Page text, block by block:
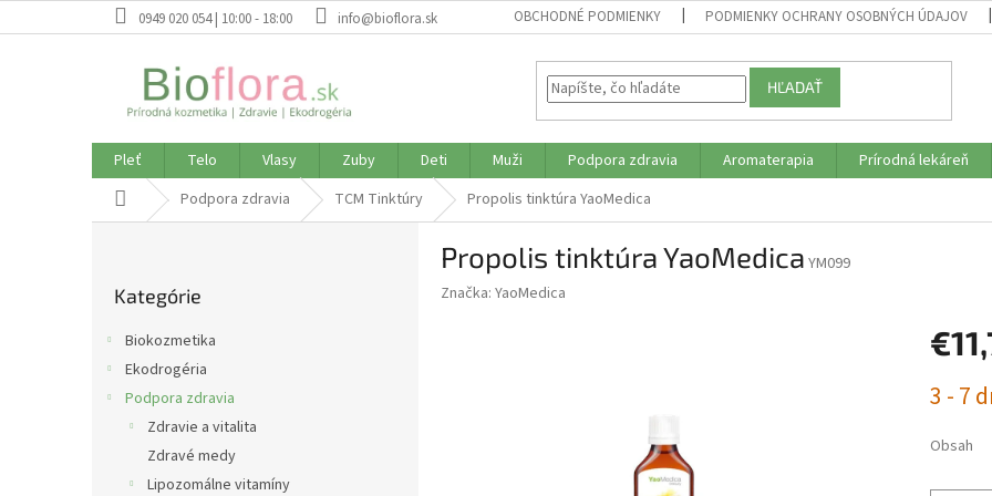
na
0949 020 054 | 10:00 - 18:00 info@bioflora.sk OBCHODNÉ PODMIENKY PODMIENKY OCHRANY OSOBNÝCH ÚDAJOV
HĽADAŤ
Pleť Telo Vlasy Zuby Deti Muži Podpora zdravia Aromaterapia Prírodná lekáreň
DomovPodpora zdravia TCM Tinktúry Propolis tinktúra YaoMedica
kategórie
Kategórie
Biokozmetika
Ekodrogéria
Podpora zdravia
Zdravie a vitalita
Zdravé medy
Lipozomálne vitamíny
Propolis tinktúra YaoMedica YM099
Značka: YaoMedica
cena:
3 - 7
Obsah